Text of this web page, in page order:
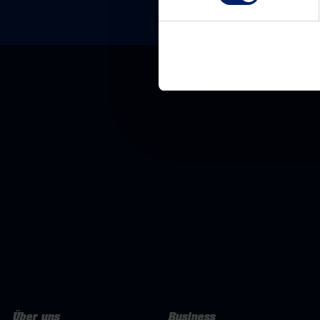
Über uns Business